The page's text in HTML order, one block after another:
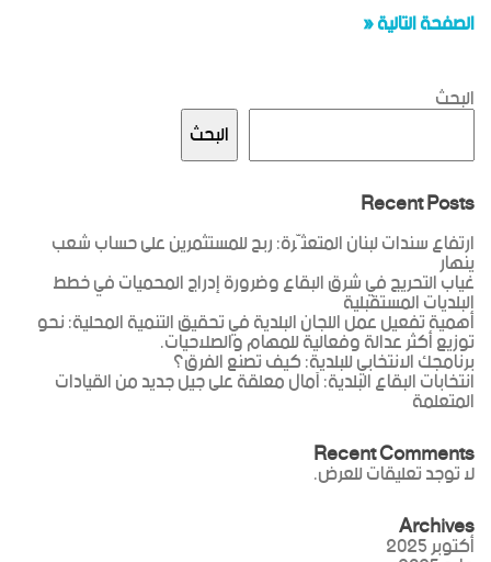
الصفحة التالية «
البحث
البحث
Recent Posts
ارتفاع سندات لبنان المتعثّرة: ربح للمستثمرين على حساب شعب
ينهار
غياب التحريج في شرق البقاع وضرورة إدراج المحميات في خطط
البلديات المستقبلية
أهمية تفعيل عمل اللجان البلدية في تحقيق التنمية المحلية: نحو
توزيع أكثر عدالة وفعالية للمهام والصلاحيات.
برنامجك الانتخابي للبلدية: كيف تصنع الفرق؟
انتخابات البقاع البلدية: آمال معلقة على جيل جديد من القيادات
المتعلمة
Recent Comments
لا توجد تعليقات للعرض.
Archives
أكتوبر 2025